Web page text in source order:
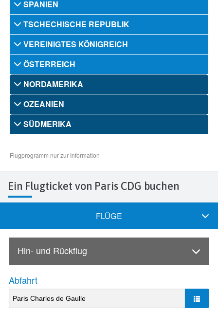
Ein Flugticket von Paris CDG buchen